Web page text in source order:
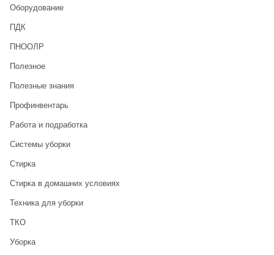
Оборудование
ПДК
ПНООЛР
Полезное
Полезные знания
Профинвентарь
Работа и подработка
Системы уборки
Стирка
Стирка в домашних условиях
Техника для уборки
ТКО
Уборка